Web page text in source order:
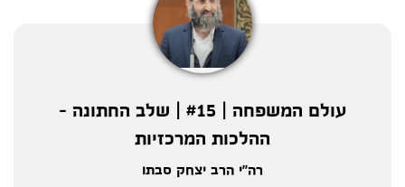
עולם המשפחה | #15 | שלב החתונה -
ההלכות המרכזיות
רה"י הרב יצחק סבתו